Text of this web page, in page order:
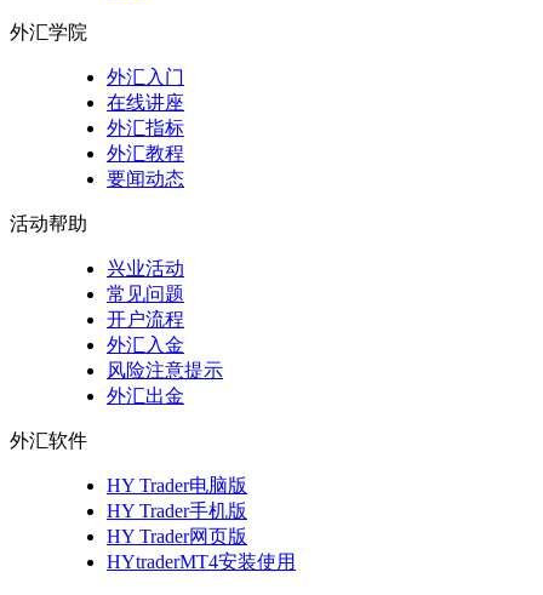
外汇学院
外汇入门
在线讲座
外汇指标
外汇教程
要闻动态
活动帮助
兴业活动
常见问题
开户流程
外汇入金
风险注意提示
外汇出金
外汇软件
HY Trader电脑版
HY Trader手机版
HY Trader网页版
HYtraderMT4安装使用